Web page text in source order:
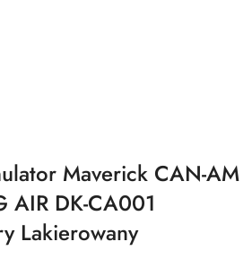
Maverick CAN-AM
AIR DK-CA001
Lakierowany